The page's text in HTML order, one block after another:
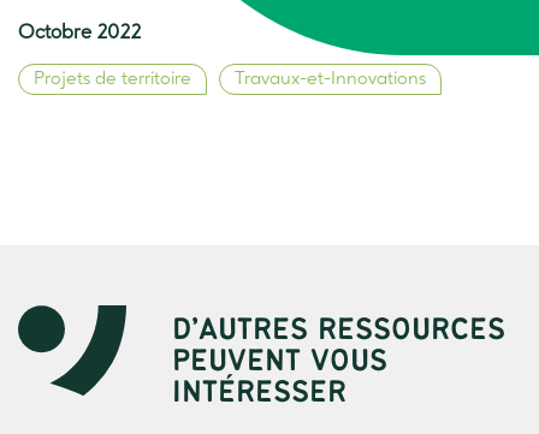
Octobre 2022
Projets de territoire Travaux-et-Innovations
D’AUTRES RESSOURCES
PEUVENT VOUS
INTÉRESSER